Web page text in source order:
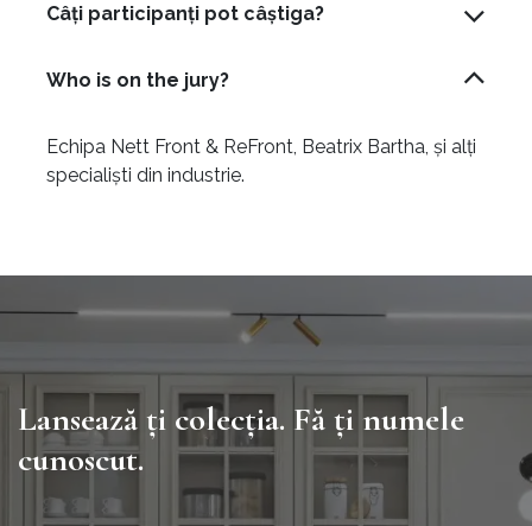
Câți participanți pot câștiga?
Who is on the jury?
Echipa Nett Front & ReFront, Beatrix Bartha, și alți
specialiști din industrie.
Lansează ți colecția. Fă ți numele
cunoscut.